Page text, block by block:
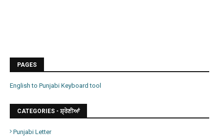
PAGES
English to Punjabi Keyboard tool
CATEGORIES - ਸ਼੍ਰੇਣੀਆਂ
Punjabi Letter